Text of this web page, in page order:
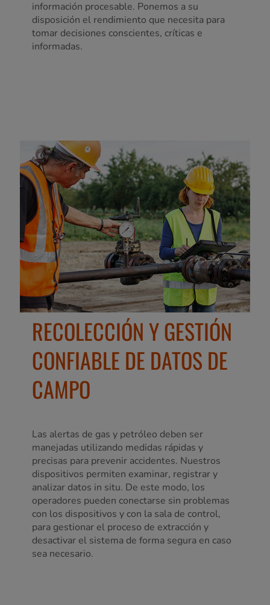
información procesable. Ponemos a su
disposición el rendimiento que necesita para
tomar decisiones conscientes, críticas e
informadas.
RECOLECCIÓN Y GESTIÓN
CONFIABLE DE DATOS DE
CAMPO
Las alertas de gas y petróleo deben ser
manejadas utilizando medidas rápidas y
precisas para prevenir accidentes. Nuestros
dispositivos permiten examinar, registrar y
analizar datos in situ. De este modo, los
operadores pueden conectarse sin problemas
con los dispositivos y con la sala de control,
para gestionar el proceso de extracción y
desactivar el sistema de forma segura en caso
sea necesario.